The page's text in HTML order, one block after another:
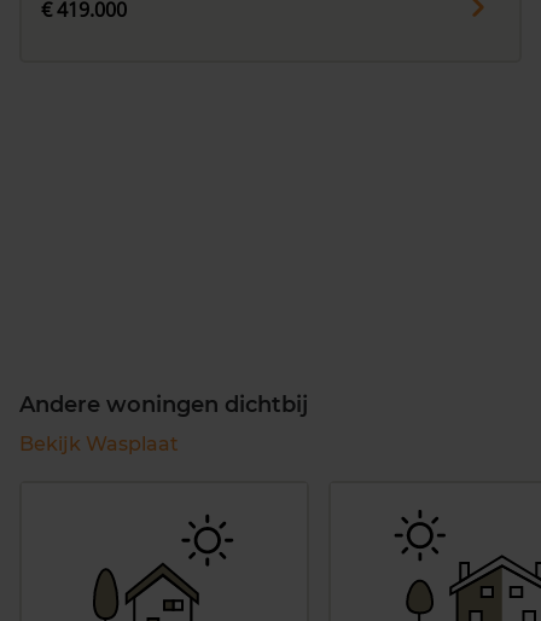
€ 419.000
Andere woningen dichtbij
Bekijk Wasplaat